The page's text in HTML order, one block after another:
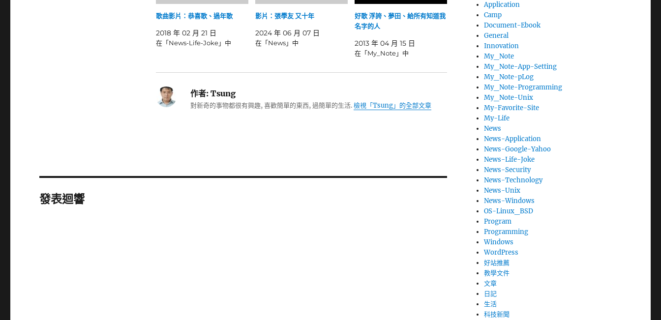
歌曲影片：恭喜歌、過年歌
2018 年 02 月 21 日
在「News-Life-Joke」中
影片：張學友 又十年
2024 年 06 月 07 日
在「News」中
好歌 浮誇、夢田、給所有知道我
名字的人
2013 年 04 月 15 日
在「My_Note」中
作者:Tsung
對新奇的事物都很有興趣, 喜歡簡單的東西, 過簡單的生活.檢視「Tsung」的全部文章
發表迴響
Application
Camp
Document-Ebook
General
Innovation
My_Note
My_Note-App-Setting
My_Note-pLog
My_Note-Programming
My_Note-Unix
My-Favorite-Site
My-Life
News
News-Application
News-Google-Yahoo
News-Life-Joke
News-Security
News-Technology
News-Unix
News-Windows
OS-Linux_BSD
Program
Programming
Windows
WordPress
好站推薦
教學文件
文章
日記
生活
科技新聞